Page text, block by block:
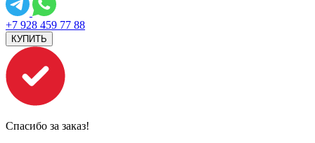
+7 928 459 77 88
КУПИТЬ
Спасибо за заказ!